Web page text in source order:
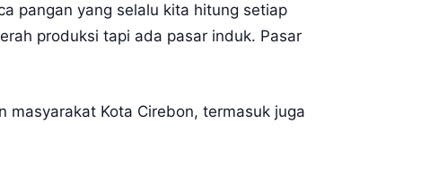
pangan yang selalu kita hitung setiap
produksi tapi ada pasar induk. Pasar
masyarakat Kota Cirebon, termasuk juga